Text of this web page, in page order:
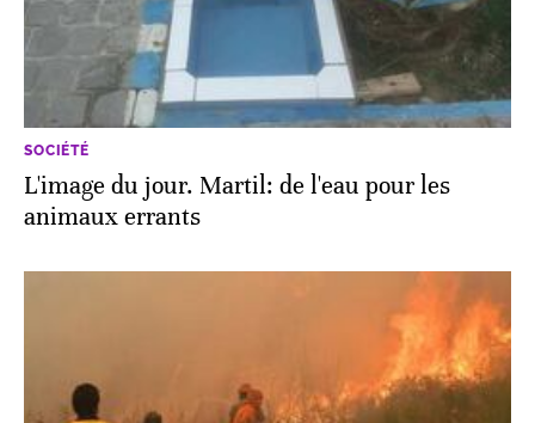
SOCIÉTÉ
L'image du jour. Martil: de l'eau pour les
animaux errants